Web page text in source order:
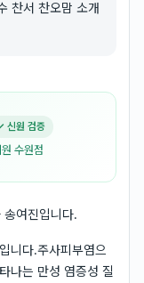
찬서 찬오맘 소개
신원 검증
수원점
여진입니다.
니다.주사피부염으
나는 만성 염증성 질